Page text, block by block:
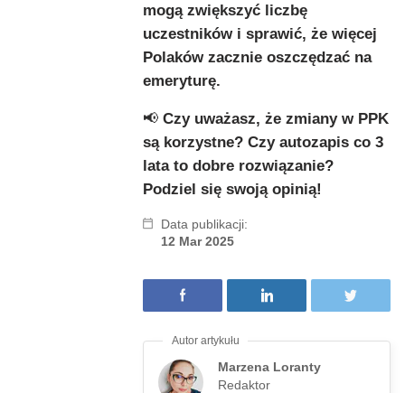
mogą zwiększyć liczbę
uczestników i sprawić, że więcej
Polaków zacznie oszczędzać na
emeryturę.
📢 Czy uważasz, że zmiany w PPK
są korzystne? Czy autozapis co 3
lata to dobre rozwiązanie?
Podziel się swoją opinią!
Data publikacji:
12 Mar 2025
Marzena Loranty
Redaktor